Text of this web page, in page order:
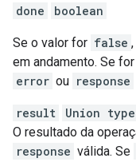
done boolean
Se o valor for false
em andamento. Se for
error ou response
result
Union type
O resultado da
response válida. Se